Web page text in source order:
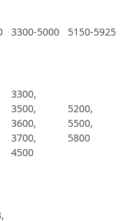
3300-5000 5150-5925
3300,
3500,
3600,
3700,
4500
5200,
5500,
5800